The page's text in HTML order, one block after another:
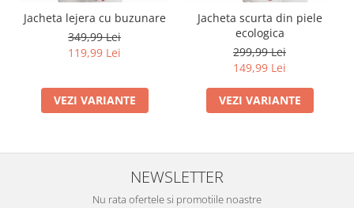
Jacheta lejera cu buzunare
349,99 Lei
119,99 Lei
VEZI VARIANTE
Jacheta scurta din piele
ecologica
299,99 Lei
149,99 Lei
VEZI VARIANTE
NEWSLETTER
Nu rata ofertele si promotiile noastre